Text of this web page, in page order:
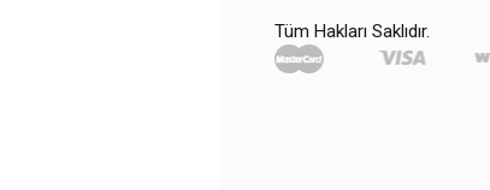
Tüm Hakları Saklıdır.